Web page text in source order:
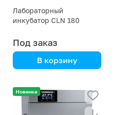
Лабораторный
инкубатор CLN 180
Под заказ
В корзину
удобное управление,
надежность
Новинка